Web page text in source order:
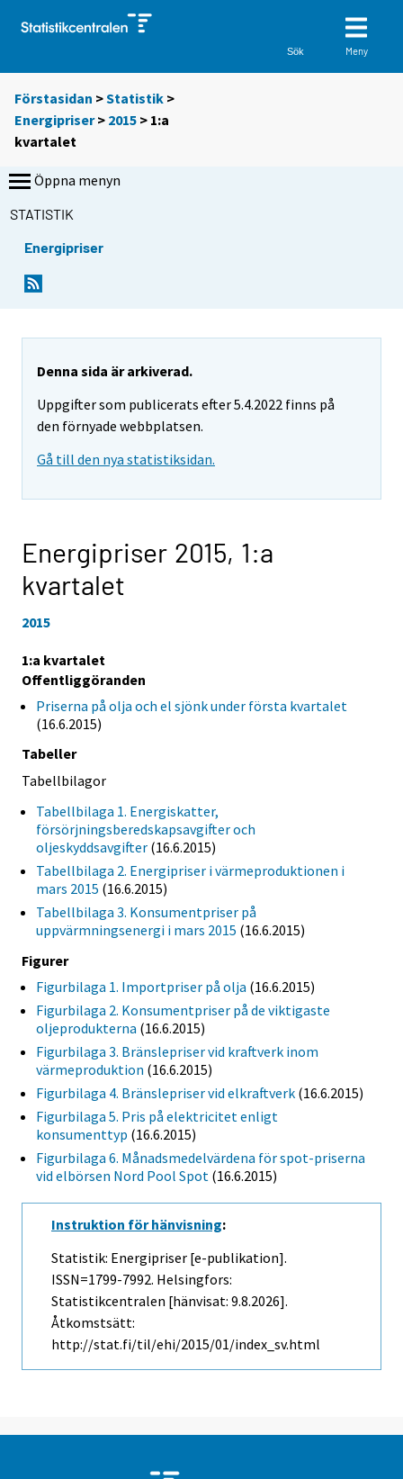
Sök Meny
Förstasidan >Statistik >
Energipriser> 2015 > 1:a
kvartalet
Öppna menyn
STATISTIK
Energipriser
Denna sida är arkiverad.
Uppgifter som publicerats efter 5.4.2022 finns på
den förnyade webbplatsen.
Gå till den nya statistiksidan.
Energipriser 2015, 1:a
kvartalet
2015
1:a kvartalet
Offentliggöranden
Priserna på olja och el sjönk under första kvartalet
(16.6.2015)
Tabeller
Tabellbilagor
Tabellbilaga 1. Energiskatter,
försörjningsberedskapsavgifter och
oljeskyddsavgifter (16.6.2015)
Tabellbilaga 2. Energipriser i värmeproduktionen i
mars 2015 (16.6.2015)
Tabellbilaga 3. Konsumentpriser på
uppvärmningsenergi i mars 2015 (16.6.2015)
Figurer
Figurbilaga 1. Importpriser på olja (16.6.2015)
Figurbilaga 2. Konsumentpriser på de viktigaste
oljeprodukterna (16.6.2015)
Figurbilaga 3. Bränslepriser vid kraftverk inom
värmeproduktion (16.6.2015)
Figurbilaga 4. Bränslepriser vid elkraftverk (16.6.2015)
Figurbilaga 5. Pris på elektricitet enligt
konsumenttyp (16.6.2015)
Figurbilaga 6. Månadsmedelvärdena för spot-priserna
vid elbörsen Nord Pool Spot (16.6.2015)
Instruktion för hänvisning:
Statistik: Energipriser [e-publikation].
ISSN=1799-7992. Helsingfors:
Statistikcentralen [hänvisat: 9.8.2026].
Åtkomstsätt:
http://stat.fi/til/ehi/2015/01/index_sv.html